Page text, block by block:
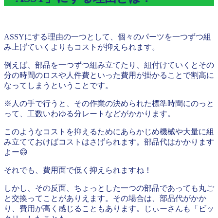
ASSYにする理由の一つとして、個々のパーツを一つずつ組
み上げていくよりもコストが抑えられます。
例えば、部品を一つずつ組み立てたり、組付けていくとその
分の時間のロスや人件費といった費用が掛かることで割高に
なってしまうということです。
※人の手で行うと、その作業の決められた標準時間にのっと
って、工数いわゆる分レートなどがかかります。
このようなコストを抑えるためにあらかじめ機械や大量に組
み立てておけばコストはさげられます。部品代はかかります
よー😄
それでも、費用面で低く抑えられますね！
しかし、その反面、ちょっとした一つの部品であっても丸ご
と交換ってことがありえます。その場合は、部品代がかか
り、費用が高く感じることもあります。じぃーさんも「ビッ